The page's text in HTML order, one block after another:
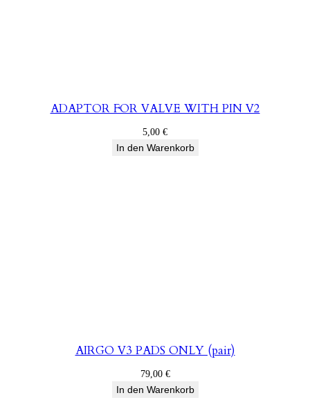
ADAPTOR FOR VALVE WITH PIN V2
5,00 €
In den Warenkorb
AIRGO V3 PADS ONLY (pair)
79,00 €
In den Warenkorb